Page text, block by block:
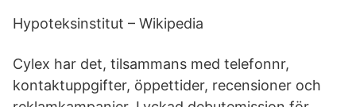
Hypoteksinstitut – Wikipedia
Cylex har det, tilsammans med telefonnr,
kontaktuppgifter, öppettider, recensioner och